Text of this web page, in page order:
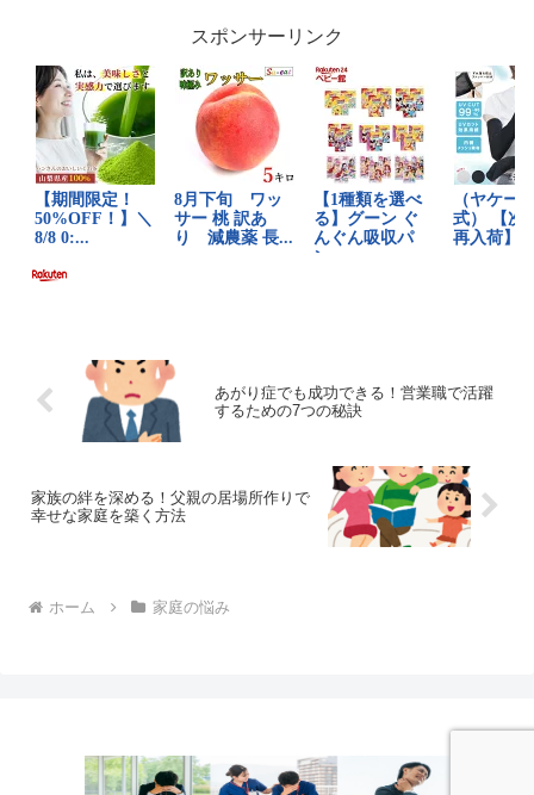
スポンサーリンク
あがり症でも成功できる！営業職で活躍
するための7つの秘訣
家族の絆を深める！父親の居場所作りで
幸せな家庭を築く方法
ホーム 家庭の悩み